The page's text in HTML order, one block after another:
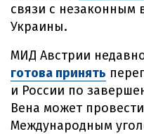
связи с незаконным
Украины.
МИД Австрии
готова принять
и России по
Вена может
Международным